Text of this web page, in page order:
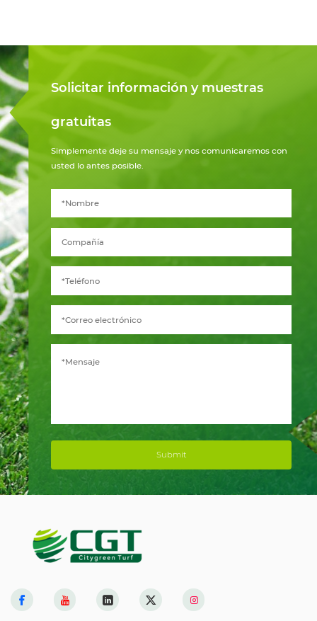
Solicitar información y muestras
gratuitas
Simplemente deje su mensaje y nos comunicaremos con
usted lo antes posible.
Submit